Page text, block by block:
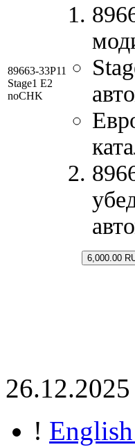
89663-33P11
Stage1 E2
noCHK
6,000.00
26.12.2025
!